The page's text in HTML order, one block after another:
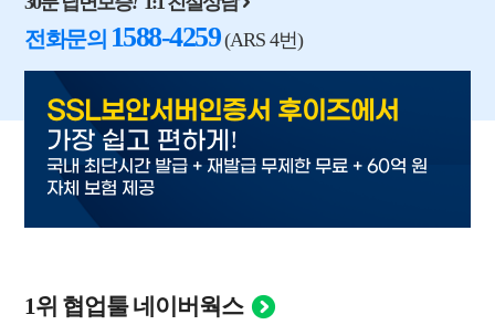
전화문의 1588-4259(ARS 4번)
SSL보안서버인증서 후이즈에서
가장 쉽고 편하게 !
국내 최단시간 발급 + 재발급 무제한 무료 + 60억 원
자체 보험 제공
1위 협업툴 네이버웍스